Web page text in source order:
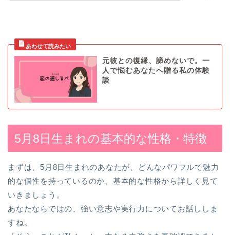
元彼との復縁、諦めないで。一
人で悩むあなたへ贈る私の体験
談
5月8日生まれの基本的な性格・特徴
まずは、5月8日生まれのあなたが、どんなパワフルで魅力
的な個性を持っているのか、基本的な性格から詳しく見て
いきましょう。
あなたならではの、強い意志や実行力についてお話ししま
すね。